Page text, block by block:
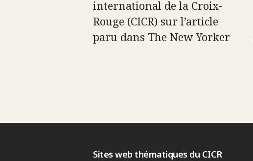
international de la Croix-
Rouge (CICR) sur l’article
paru dans The New Yorker
Sites web thématiques du CICR